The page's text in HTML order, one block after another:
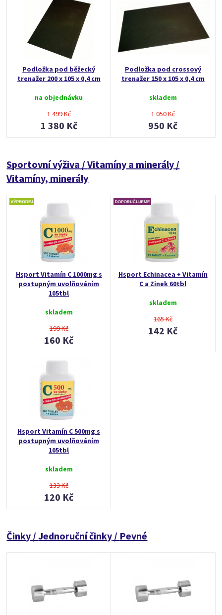
Podložka pod běžecký
trenažer 200 x 105 x 0,4 cm
na objednávku
1 499 Kč
1 380 Kč
Podložka pod crossový
trenažer 150 x 105 x 0,4 cm
skladem
1 050 Kč
950 Kč
Sportovní výživa /Vitamíny a minerály /
Vitamíny, minerály
Hsport Vitamín C 1000mg s
postupným uvolňováním
105tbl
skladem
199 Kč
160 Kč
Hsport Echinacea + Vitamín
C a Zinek 60tbl
skladem
165 Kč
142 Kč
Hsport Vitamín C 500mg s
postupným uvolňováním
105tbl
skladem
133 Kč
120 Kč
Činky /Jednoruční činky / Pevné